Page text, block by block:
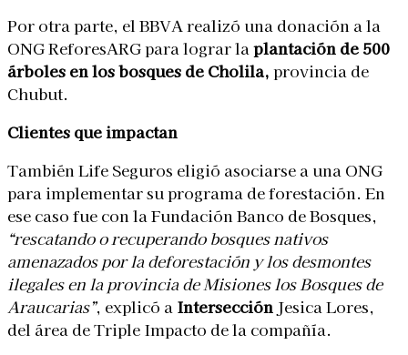
Por otra parte, el BBVA realizó una donación a la
ONG ReforesARG para lograr laplantación de 500
árboles en los bosques de Cholila, provincia de
Chubut.
Clientes que impactan
También Life Seguros eligió asociarse a una ONG
para implementar su programa de forestación. En
ese caso fue con la Fundación Banco de Bosques,
“rescatando o recuperando bosques nativos
amenazados por la deforestación y los desmontes
ilegales en la provincia de Misiones los Bosques de
Araucarias”, explicó a Intersección Jesica Lores,
del área de Triple Impacto de la compañía.